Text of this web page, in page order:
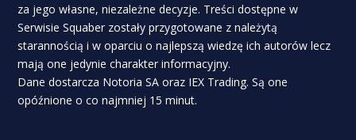
za jego własne, niezależne decyzje. Treści dostępne w
Serwisie Squaber zostały przygotowane z należytą
starannością i w oparciu o najlepszą wiedzę ich autorów lecz
mają one jedynie charakter informacyjny.
Dane dostarcza Notoria SA oraz IEX Trading. Są one
opóźnione o co najmniej 15 minut.